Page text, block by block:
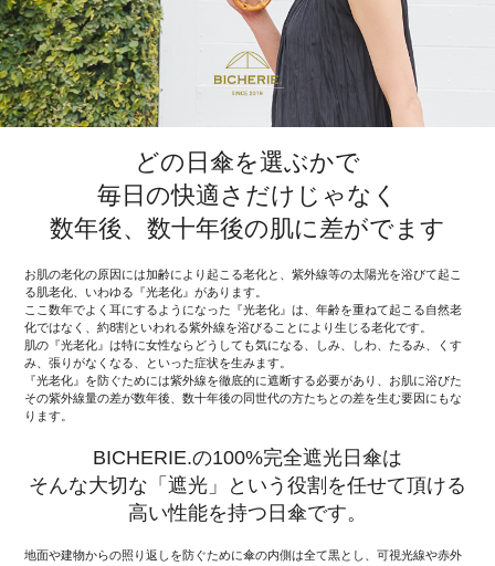
どの日傘を選ぶかで
毎日の快適さだけじゃなく
数年後、数十年後の肌に差がでます
お肌の老化の原因には加齢により起こる老化と、紫外線等の太陽光を浴びて起こ
る肌老化、いわゆる『光老化』があります。
ここ数年でよく耳にするようになった『光老化』は、年齢を重ねて起こる自然老
化ではなく、約8割といわれる紫外線を浴びることにより生じる老化です。
肌の『光老化』は特に女性ならどうしても気になる、しみ、しわ、たるみ、くす
み、張りがなくなる、といった症状を生みます。
『光老化』を防ぐためには紫外線を徹底的に遮断する必要があり、お肌に浴びた
その紫外線量の差が数年後、数十年後の同世代の方たちとの差を生む要因にもな
ります。
BICHERIE.の100%完全遮光日傘は
そんな大切な「遮光」という役割を任せて頂ける
高い性能を持つ日傘です。
地面や建物からの照り返しを防ぐために傘の内側は全て黒とし、可視光線や赤外